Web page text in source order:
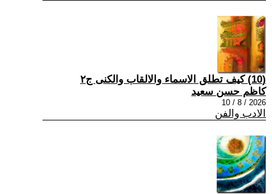
(10) كيف تطلق الاسماء والالقاب والكنى ج٢
كاظم حسن سعيد
2026 / 8 / 10
الادب والفن